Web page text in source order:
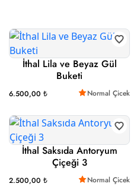
İthal Lila ve Beyaz Gül
Buketi
6.500,00 ₺ Normal Çicek
İthal Saksıda Antoryum
Çiçeği 3
2.500,00 ₺ Normal Çicek